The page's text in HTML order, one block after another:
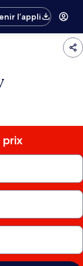
l’appli
prix